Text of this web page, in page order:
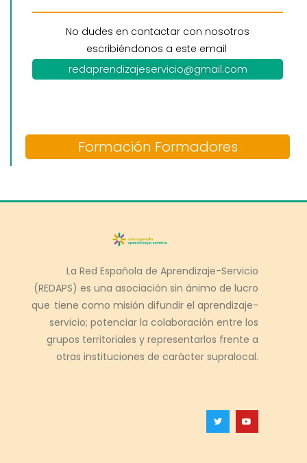
No dudes en contactar con nosotros
escribiéndonos a este email
redaprendizajeservicio@gmail.com
Formación Formadores
La Red Española de Aprendizaje-Servicio
(REDAPS) es una asociación sin ánimo de lucro
que tiene como misión difundir el aprendizaje-
servicio; potenciar la colaboración entre los
grupos territoriales y representarlos frente a
otras instituciones de carácter supralocal.